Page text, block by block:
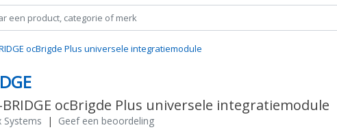
ocBrigde Plus universele integratiemodule
BRIDGE ocBrigde Plus universele integratiemodule
Systems | Geef een beoordeling